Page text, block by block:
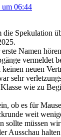
06:44
die Spekulation
Namen
vermeldet
neuen
sehr
wie zu
ob es für
weit
sollte müssen
Ausschau